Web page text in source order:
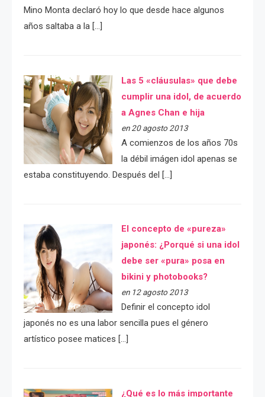
Mino Monta declaró hoy lo que desde hace algunos
años saltaba a la […]
Las 5 «cláusulas» que debe
cumplir una idol, de acuerdo
a Agnes Chan e hija
en 20 agosto 2013
A comienzos de los años 70s
la débil imágen idol apenas se
estaba constituyendo. Después del […]
El concepto de «pureza»
japonés: ¿Porqué si una idol
debe ser «pura» posa en
bikini y photobooks?
en 12 agosto 2013
Definir el concepto idol
japonés no es una labor sencilla pues el género
artístico posee matices […]
¿Qué es lo más importante